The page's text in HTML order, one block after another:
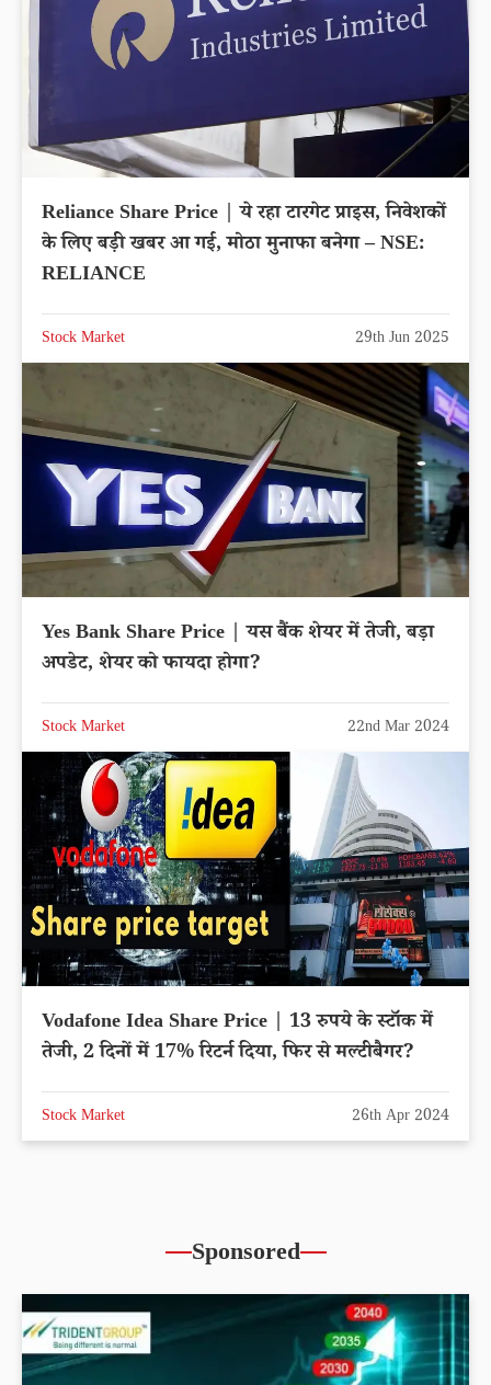
Reliance Share Price | ये रहा टारगेट प्राइस, निवेशकों
के लिए बड़ी खबर आ गई, मोठा मुनाफा बनेगा – NSE:
RELIANCE
Stock Market 29th Jun 2025
Yes Bank Share Price | यस बैंक शेयर में तेजी, बड़ा
अपडेट, शेयर को फायदा होगा?
Stock Market 22nd Mar 2024
Vodafone Idea Share Price | 13 रुपये के स्टॉक में
तेजी, 2 दिनों में 17% रिटर्न दिया, फिर से मल्टीबैगर?
Stock Market 26th Apr 2024
Sponsored